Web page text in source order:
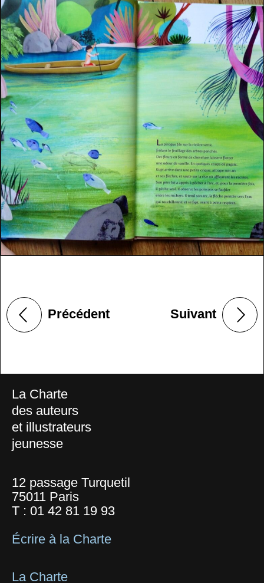
Précédent Suivant
La Charte
des auteurs
et illustrateurs
jeunesse
12 passage Turquetil
75011 Paris
T : 01 42 81 19 93
Écrire à la Charte
La Charte